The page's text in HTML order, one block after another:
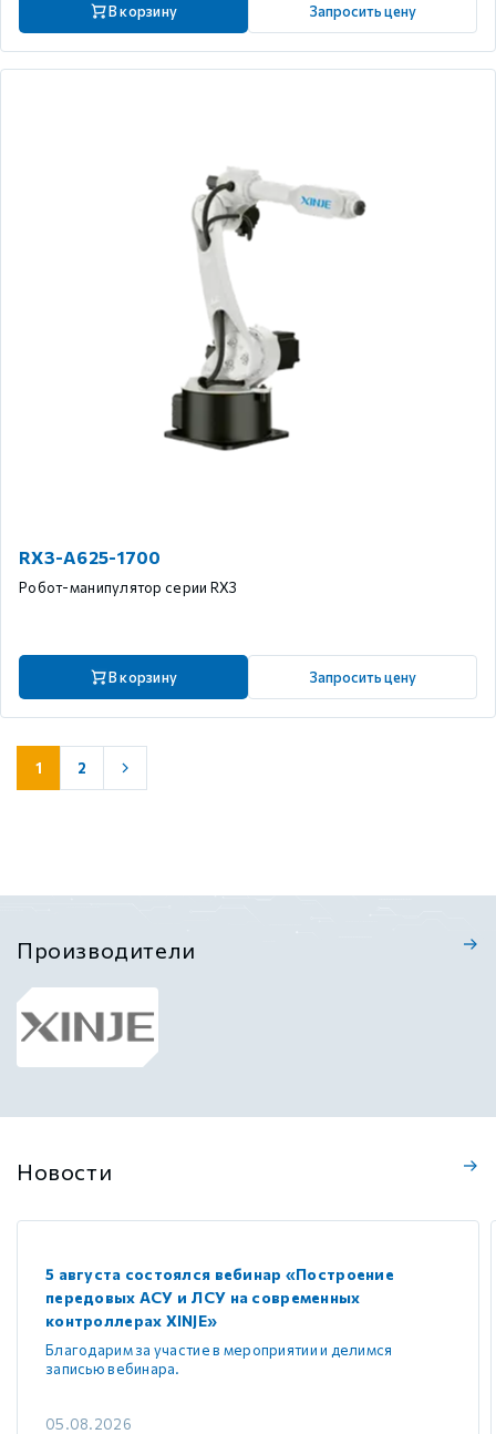
В корзину Запросить цену
RX3-A625-1700
Робот-манипулятор серии RX3
В корзину Запросить цену
1 2
Производители
Новости
5 августа состоялся вебинар «Построение
передовых АСУ и ЛСУ на современных
контроллерах XINJE»
Благодарим за участие в мероприятии и делимся
записью вебинара.
05.08.2026